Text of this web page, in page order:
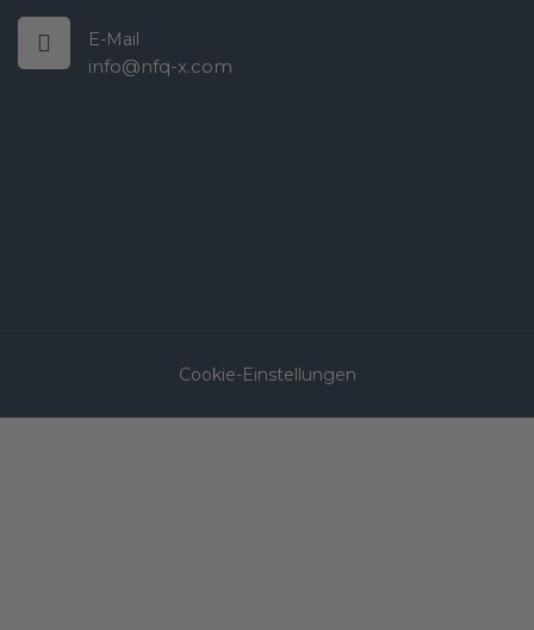
E-Mail
info@nfq-x.com
Cookie-Einstellungen